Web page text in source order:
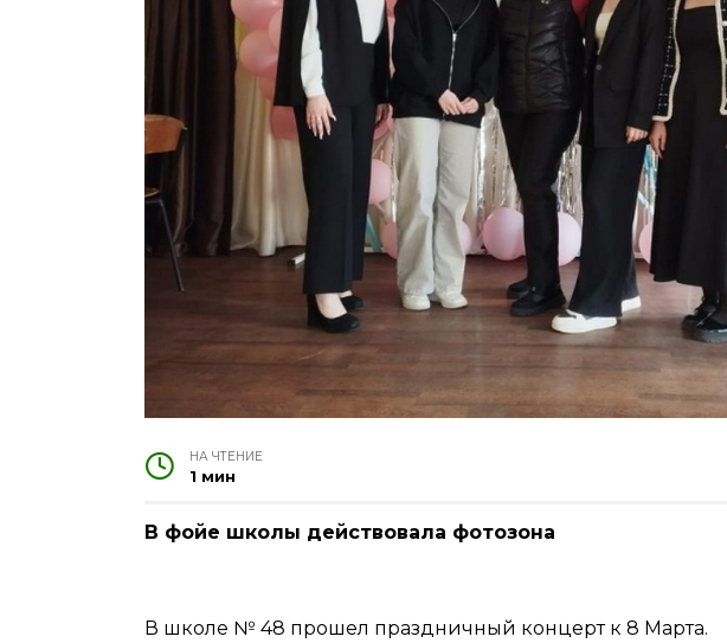
НА ЧТЕНИЕ
1 мин
В фойе школы действовала фотозона
В школе № 48 прошел праздничный концерт к 8 Марта.